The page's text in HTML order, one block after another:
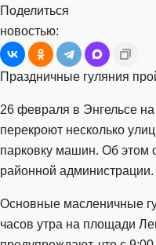
Поделиться
новостью:
Праздничные гуляния
26 февраля в Энгельсе
перекроют несколько
парковку машин. Об этом
районной администрации.
Основные масленичные
часов утра на площади